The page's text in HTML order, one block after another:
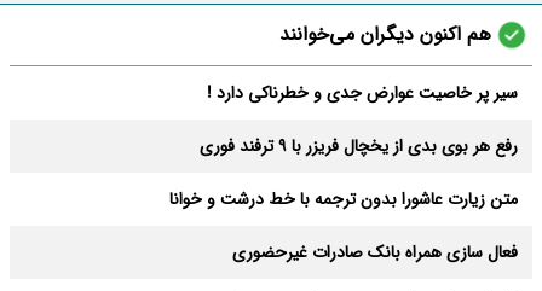
هم اکنون دیگران می‌خوانند
سیر پر خاصیت عوارض جدی و خطرناکی دارد !
رفع هر بوی بدی از یخچال فریزر با 9 ترفند فوری
متن زیارت عاشورا بدون ترجمه با خط درشت و خوانا
فعال سازی همراه بانک صادرات غیرحضوری